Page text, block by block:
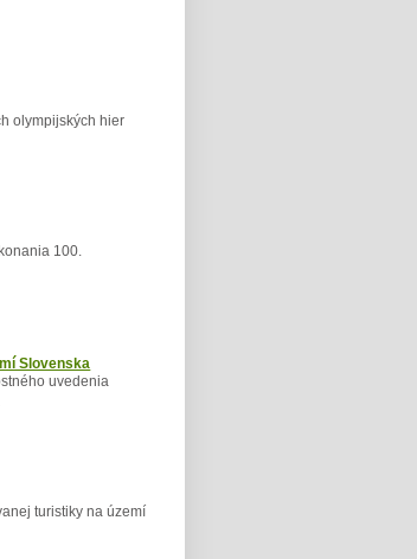
olympijských hier
100.
Slovenska
uvedenia
turistiky na území